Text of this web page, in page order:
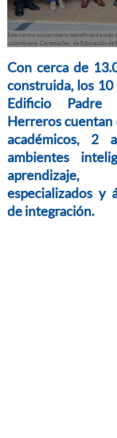
Este centro universitario beneficiará a más
colombiana. Cortesía Sec. de Educación de
Con cerca de
construida, los
Edificio Padre
Herreros cuentan
académicos, 2
ambientes
aprendizaje,
especializados y
de integración.